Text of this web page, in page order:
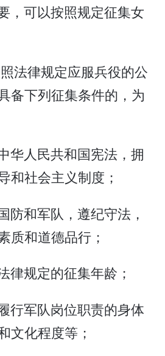
，可以按照规定征集女
法律规定应服兵役的公
备下列征集条件的，为
华人民共和国宪法，拥
和社会主义制度；
防和军队，遵纪守法，
质和道德品行；
律规定的征集年龄；
行军队岗位职责的身体
文化程度等；